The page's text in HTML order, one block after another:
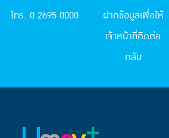
โทร. 0 2695 0000
ฝากข้อมูลเพื่อให้
เจ้าหน้าที่ติดต่อ
กลับ